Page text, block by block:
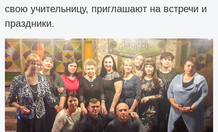
свою учительницу, приглашают на встречи и
праздники.